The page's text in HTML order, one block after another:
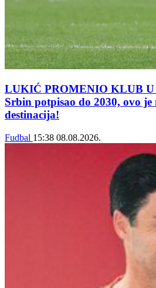
LUKIĆ PROMENIO KLUB
Srbin potpisao do 2030, ovo je
destinacija!
Fudbal 15:38 08.08.2026.